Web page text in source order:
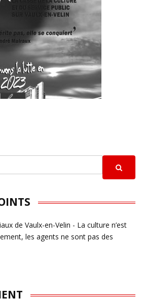
de Vaulx-en-Velin - La culture n’est
les agents ne sont pas des